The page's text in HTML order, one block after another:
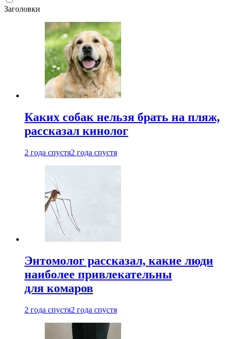
Заголовки
Каких собак нельзя брать на пляж,
рассказал кинолог
2 года спустя2 года спустя
Энтомолог рассказал, какие люди
наиболее привлекательны
для комаров
2 года спустя2 года спустя